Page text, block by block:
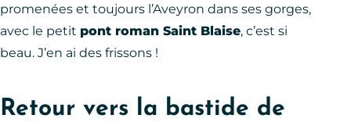
promenées et toujours l’Aveyron dans ses gorges,
avec le petit pont roman Saint Blaise, c’est si
beau. J’en ai des frissons !
Retour vers la bastide de